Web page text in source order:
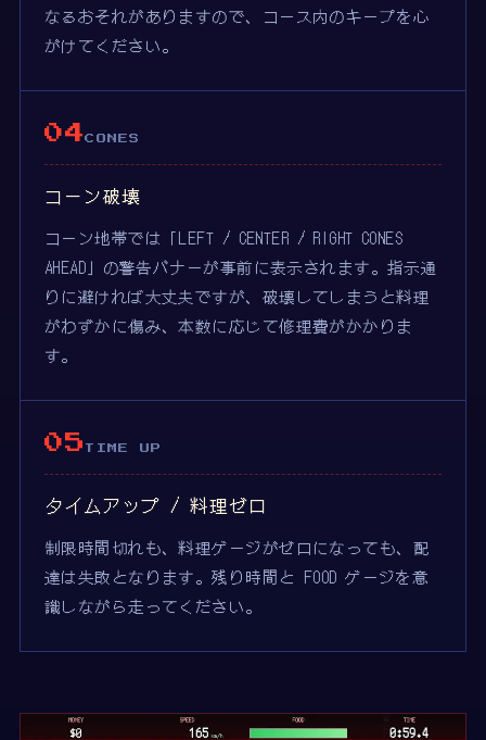
なるおそれがありますので、コース内のキープを心
がけてください。
04CONES
コーン破壊
コーン地帯では「LEFT / CENTER / RIGHT CONES
AHEAD」の警告バナーが事前に表示されます。指示通
りに避ければ大丈夫ですが、破壊してしまうと料理
がわずかに傷み、本数に応じて修理費がかかりま
す。
05 TIME UP
タイムアップ / 料理ゼロ
制限時間切れも、料理ゲージがゼロになっても、配
達は失敗となります。残り時間と FOOD ゲージを意
識しながら走ってください。